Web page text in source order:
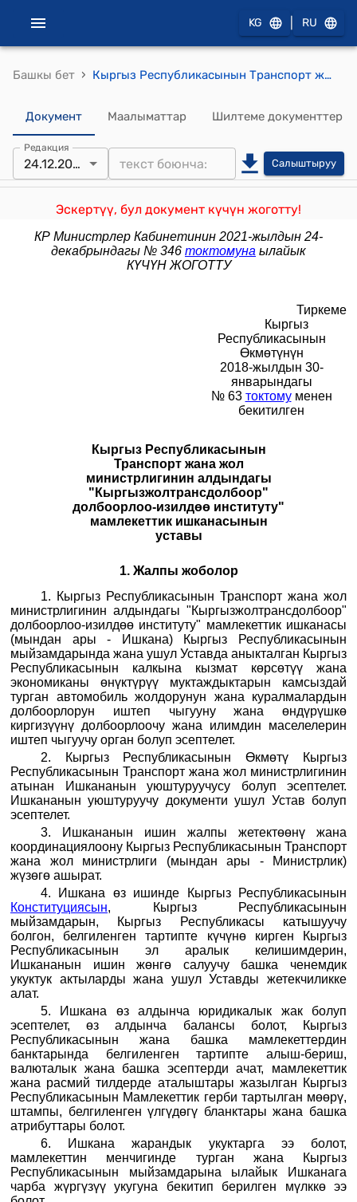
KG RU
Башкы бет › Кыргыз Республикасынын Транспорт жана жол министрлигинин алдындагы "Кыргызжолтрансдолбоор" долбоорлоо-изилдөө институту" мамлекеттик ишканасынын уставы (Кыргыз Республикасынын Өкмөтүнүн 2018-жылдын 30-январындагы № 63 токтому менен бекитилген)
Документ Маалыматтар Шилтеме документтер
Редакция
24.12.2021 Салыштыруу
Эскертүү, бул документ күчүн жоготту!